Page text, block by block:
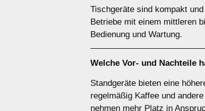
Tischgeräte sind kompakt
Betriebe mit einem mittleren
Bedienung und Wartung.
Welche Vor- und Nachteile
Standgeräte bieten eine
regelmäßig Kaffee und
nehmen mehr Platz in